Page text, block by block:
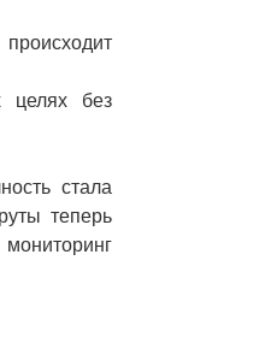
целях без
стала
теперь